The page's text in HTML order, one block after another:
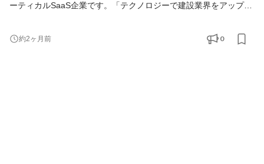
ーティカルSaaS企業です。「テクノロジーで建設業界をアップデ
を提供し、業務効率化や経営改善をサポートしています。創業以
来、成長を続けており、昨年度（2024年）には従業員数成長率
約2ヶ月前 0